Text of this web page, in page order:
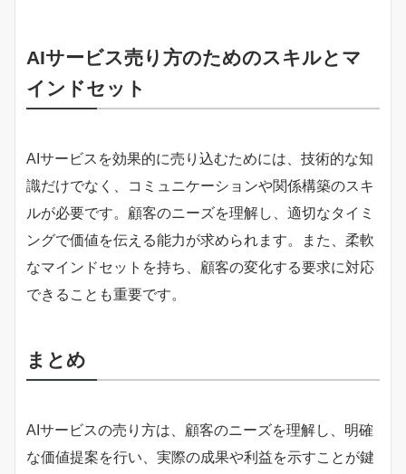
AIサービス売り方のためのスキルとマ
インドセット
AIサービスを効果的に売り込むためには、技術的な知
識だけでなく、コミュニケーションや関係構築のスキ
ルが必要です。顧客のニーズを理解し、適切なタイミ
ングで価値を伝える能力が求められます。また、柔軟
なマインドセットを持ち、顧客の変化する要求に対応
できることも重要です。
まとめ
AIサービスの売り方は、顧客のニーズを理解し、明確
な価値提案を行い、実際の成果や利益を示すことが鍵